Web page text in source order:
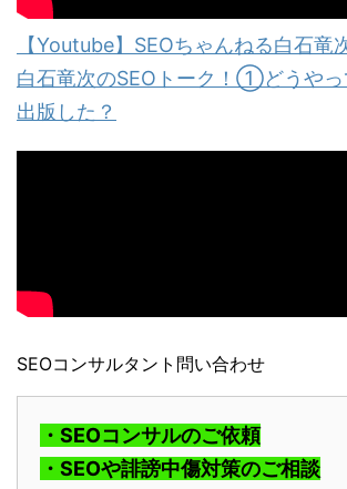
【Youtube】SEOちゃんねる白石竜
白石竜次のSEOトーク！①どうやっ
出版した？
SEOコンサルタント問い合わせ
・SEOコンサルのご依頼
・SEOや誹謗中傷対策のご相談